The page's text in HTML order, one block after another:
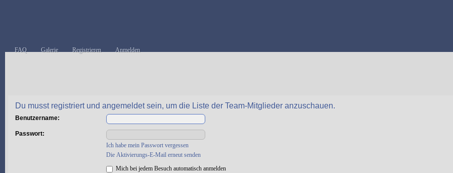
FAQ Galerie Registrieren Anmelden
Du musst registriert und angemeldet sein, um die Liste der Team-Mitglieder anzuschauen.
Benutzername:
Passwort:
Ich habe mein Passwort vergessen
Die Aktivierungs-E-Mail erneut senden
Mich bei jedem Besuch automatisch anmelden